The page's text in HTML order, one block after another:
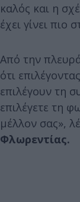
καλός και η
έχει γίνει πιο
Από την
ότι
επιλέγουν τη
επιλέγετε τη
μέλλον σας»,
Φλωρεντίας.